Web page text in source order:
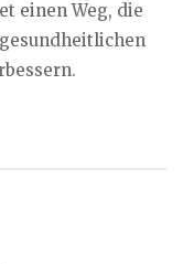
einen Weg, die